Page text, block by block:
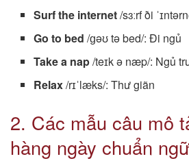
Surf the internet/sɜːrf ði
Go to bed /ɡəʊ tə bed/: Đi ngủ
Take a nap/teɪk ə næp/: Ngủ
Relax/rɪˈlæks/: Thư giãn
2. Các mẫu câu mô
hàng ngày chuẩn